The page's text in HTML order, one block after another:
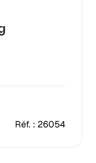
Réf. : 26054